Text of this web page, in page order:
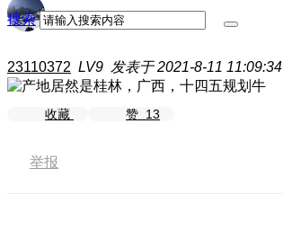
搜索
23110372 LV9 发表于 2021-8-11 11:09:34
收藏 赞 13
举报